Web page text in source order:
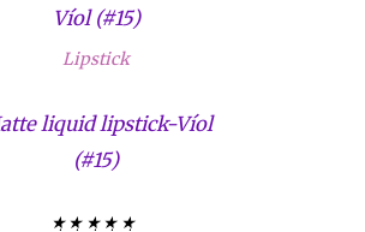
Lipstick
liquid lipstick-Víol
(#15)